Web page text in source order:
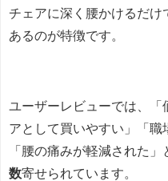
チェアに深く腰かけるだけ
あるのが特徴です。
ユーザーレビューでは、
アとして買いやすい」「職
「腰の痛みが軽減された」
数寄せられています。